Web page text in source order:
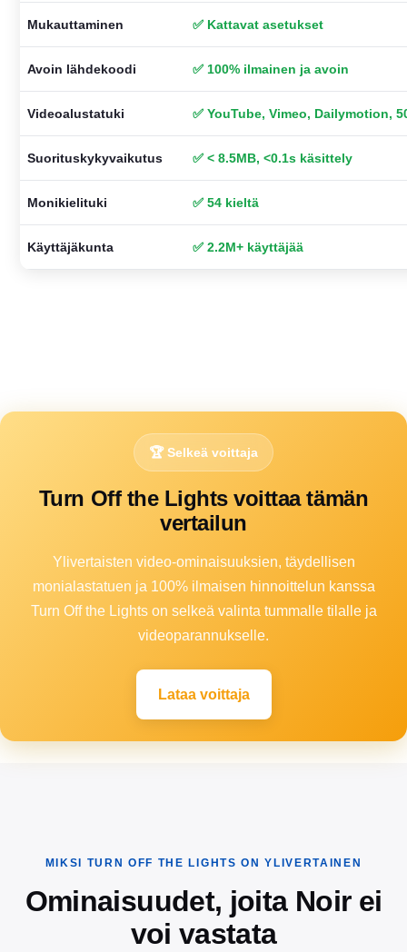
Mukauttaminen ✅ Kattavat asetukset
Avoin lähdekoodi ✅ 100% ilmainen ja avoin
Videoalustatuki ✅ YouTube, Vimeo, Dailymotion,
Suorituskykyvaikutus ✅ < 8.5MB, <0.1s käsittely
Monikielituki ✅ 54 kieltä
Käyttäjäkunta ✅ 2.2M+ käyttäjää
🏆 Selkeä voittaja
Turn Off the Lights voittaa tämän
vertailun
Ylivertaisten video-ominaisuuksien, täydellisen
monialastatuen ja 100% ilmaisen hinnoittelun kanssa
Turn Off the Lights on selkeä valinta tummalle tilalle ja
videoparannukselle.
Lataa voittaja
MIKSI TURN OFF THE LIGHTS ON YLIVERTAINEN
Ominaisuudet, joita Noir ei
voi vastata